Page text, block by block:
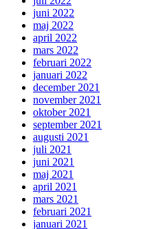
juni 2022
maj 2022
april 2022
mars 2022
februari 2022
januari 2022
december 2021
november 2021
oktober 2021
september 2021
augusti 2021
juli 2021
juni 2021
maj 2021
april 2021
mars 2021
februari 2021
januari 2021